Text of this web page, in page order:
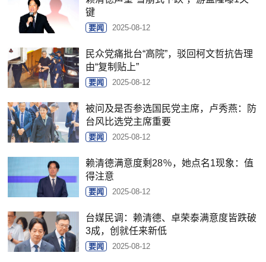
键
要闻 2025-08-12
民众党痛批台“高院”，驳回柯文哲抗告理
由“复制贴上”
要闻 2025-08-12
被问及是否参选国民党主席，卢秀燕：防
台风比选党主席重要
要闻 2025-08-12
赖清德满意度剩28％，她点名1现象：值
得注意
要闻 2025-08-12
台媒民调：赖清德、卓荣泰满意度皆跌破
3成，创就任来新低
要闻 2025-08-12